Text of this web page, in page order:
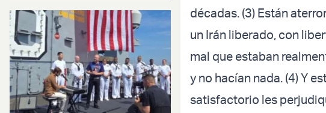
décadas. (3) Están
un Irán liberado, con
mal que estaban
y no hacían nada. (4) Y
satisfactorio les